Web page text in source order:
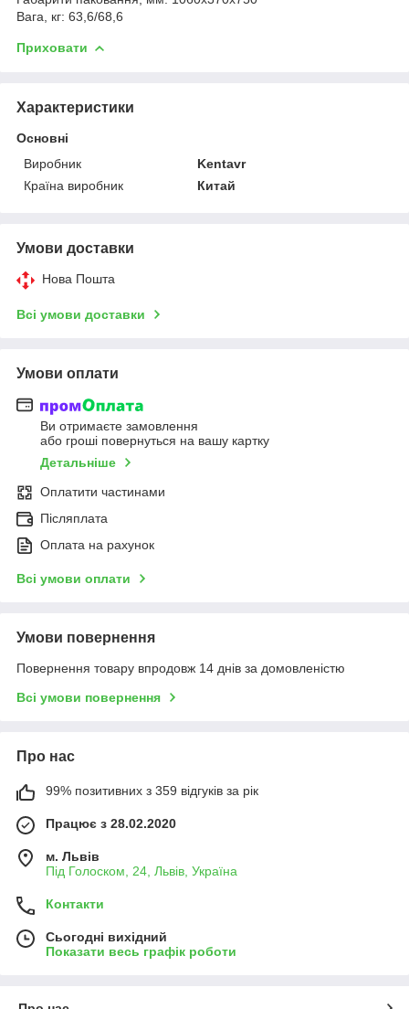
Вага, кг: 63,6/68,6
Приховати
Характеристики
Основні
Виробник
Kentavr
Країна виробник
Китай
Умови доставки
Нова Пошта
Всі умови доставки
Умови оплати
Ви отримаєте замовлення
або гроші повернуться на вашу картку
Детальніше
Оплатити частинами
Післяплата
Оплата на рахунок
Всі умови оплати
Умови повернення
Повернення товару впродовж 14 днів за домовленістю
Всі умови повернення
Про нас
99% позитивних з 359 відгуків за рік
Працює з 28.02.2020
м. Львів
Під Голоском, 24, Львів, Україна
Контакти
Сьогодні вихідний
Показати весь графік роботи